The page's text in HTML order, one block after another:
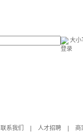
大小
登录
联系我们 人才招聘 商